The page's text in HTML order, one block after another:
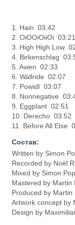
1. Hain 03:42
2. OiOOiOiiOi 03:21
3. High High Low
4. Birkenschlag
5. Awen 02:33
6. Wallride 02:07
7. Powidl 03:07
8. Nonnegative
9. Eggplant 02:51
10. Derecho 03:52
11. Before All Else
Состав:
Written by Simon
Recorded by Noël
Mixed by Simon
Mastered by Martin
Produced by Martin
Artwork concept by
Design by